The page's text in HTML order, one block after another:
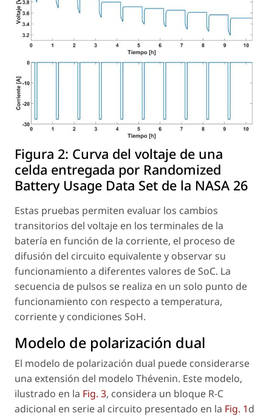
Figura 2: Curva del voltaje de una
celda entregada por Randomized
Battery Usage Data Set de la NASA 26
Estas pruebas permiten evaluar los cambios
transitorios del voltaje en los terminales de la
batería en función de la corriente, el proceso de
difusión del circuito equivalente y observar su
funcionamiento a diferentes valores de SoC. La
secuencia de pulsos se realiza en un solo punto de
funcionamiento con respecto a temperatura,
corriente y condiciones SoH.
Modelo de polarización dual
El modelo de polarización dual puede considerarse
una extensión del modelo Thévenin. Este modelo,
ilustrado en la Fig. 3, considera un bloque R-C
adicional en serie al circuito presentado en la Fig. 1d